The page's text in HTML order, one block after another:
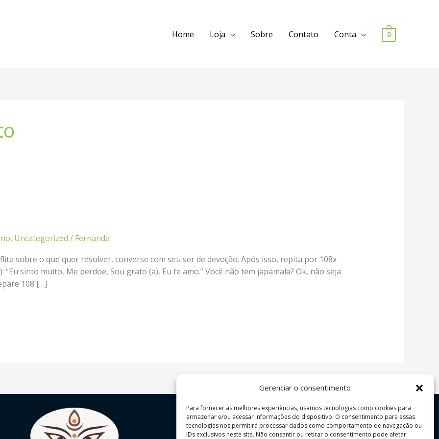
Gerenciar o consentimento
Para fornecer as melhores experiências, usamos tecnologias como cookies para
armazenar e/ou acessar informações do dispositivo. O consentimento para essas
tecnologias nos permitirá processar dados como comportamento de navegação ou
IDs exclusivos neste site. Não consentir ou retirar o consentimento pode afetar
Home Loja Sobre Contato Conta 0
, Uncategorized / Fernanda
sobre o que quer resolver, converse com seu ser de devoção. Após isso, repita por 108x
sinto muito, Me perdoe, Sou grato (a), Eu te amo.” Você não tem japamala? Ok, não seja
108 […]